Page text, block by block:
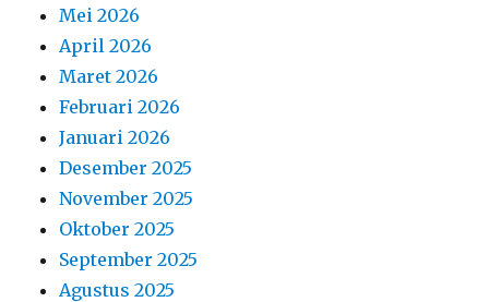
Mei 2026
April 2026
Maret 2026
Februari 2026
Januari 2026
Desember 2025
November 2025
Oktober 2025
September 2025
Agustus 2025